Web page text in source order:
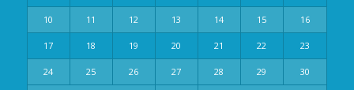
10 11 12 13 14 15 16
17 18 19 20 21 22 23
24 25 26 27 28 29 30